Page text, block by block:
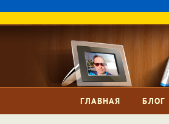
ГЛАВНАЯ БЛОГ